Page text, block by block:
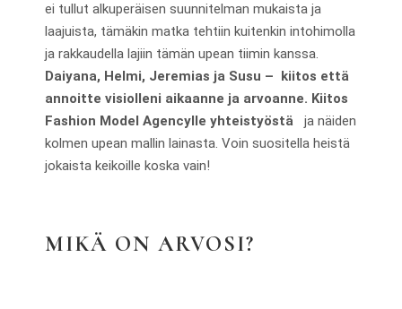
ei tullut alkuperäisen suunnitelman mukaista ja
laajuista, tämäkin matka tehtiin kuitenkin intohimolla
ja rakkaudella lajiin tämän upean tiimin kanssa.
Daiyana, Helmi, Jeremias ja Susu – kiitos että
annoitte visiolleni aikaanne ja arvoanne. Kiitos
Fashion Model Agencylle yhteistyöstä
ja näiden
kolmen upean mallin lainasta. Voin suositella heistä
jokaista keikoille koska vain!
MIKÄ ON ARVOSI?